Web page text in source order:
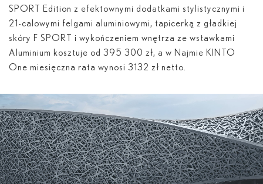
SPORT Edition z efektownymi dodatkami stylistycznymi i
21-calowymi felgami aluminiowymi, tapicerką z gładkiej
skóry F SPORT i wykończeniem wnętrza ze wstawkami
Aluminium kosztuje od 395 300 zł, a w Najmie KINTO
One miesięczna rata wynosi 3132 zł netto.